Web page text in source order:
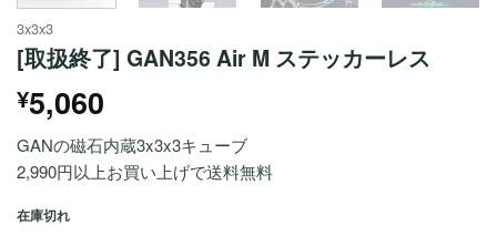
3x3x3
[取扱終了] GAN356 Air M ステッカーレス
¥5,060
GANの磁石内蔵3x3x3キューブ
2,990円以上お買い上げで送料無料
在庫切れ